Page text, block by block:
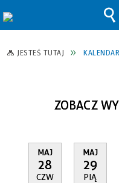
JESTEŚ TUTAJ
ZOBACZ
MAJ
28
CZW
MAJ
29
PIĄ